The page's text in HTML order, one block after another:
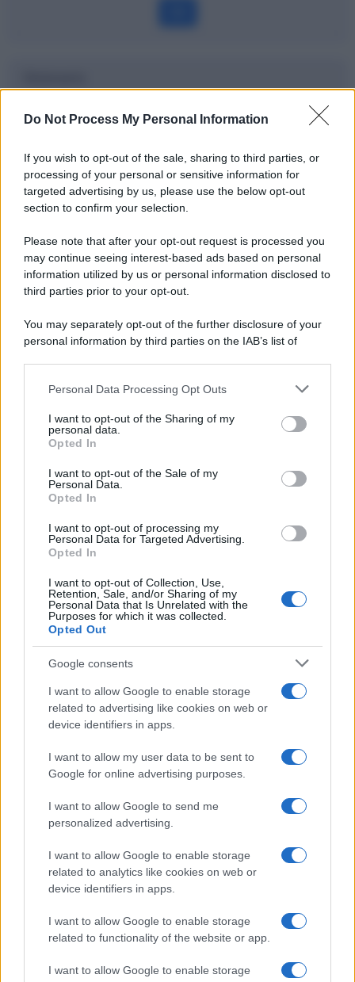
Do Not Process My Personal Information
If you wish to opt-out of the sale, sharing to third parties, or
processing of your personal or sensitive information for
targeted advertising by us, please use the below opt-out
section to confirm your selection.
Please note that after your opt-out request is processed you
may continue seeing interest-based ads based on personal
information utilized by us or personal information disclosed to
third parties prior to your opt-out.
You may separately opt-out of the further disclosure of your
personal information by third parties on the IAB’s list of
This information may also be disclosed by us to third parties
disclose it to other third parties.
Please note that this website/app uses one or more Google
services and may gather and store information including but
not limited to your visit or usage behaviour. You may click to
grant or deny consent to Google and its third-party tags to
consent section.
Personal Data Processing Opt Outs
I want to opt-out of the Sharing of my
personal data.
Opted In
I want to opt-out of the Sale of my
Personal Data.
Opted In
I want to opt-out of processing my
Personal Data for Targeted Advertising.
Opted In
I want to opt-out of Collection, Use,
Retention, Sale, and/or Sharing of my
Personal Data that Is Unrelated with the
Purposes for which it was collected.
Opted Out
Google consents
I want to allow Google to enable storage
related to advertising like cookies on web or
device identifiers in apps.
I want to allow my user data to be sent to
Google for online advertising purposes.
I want to allow Google to send me
personalized advertising.
I want to allow Google to enable storage
related to analytics like cookies on web or
device identifiers in apps.
I want to allow Google to enable storage
related to functionality of the website or app.
I want to allow Google to enable storage
Pronti contro termine
Definizione
Finanziamento bullet: cos'è ?
Cos'è il finanziamento bullet e come funziona?
scopri vantaggi, costi e differenze con il mutuo
classico.
Leggi →